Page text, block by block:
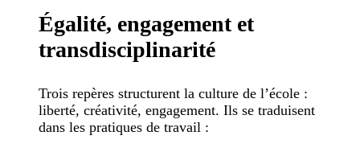
Égalité, engagement et
transdisciplinarité
Trois repères structurent la culture de l’école :
liberté, créativité, engagement. Ils se traduisent
dans les pratiques de travail :